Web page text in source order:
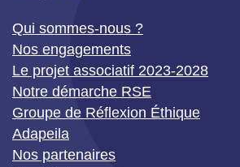
Qui sommes-nous ?
Nos engagements
Le projet associatif 2023-2028
Notre démarche RSE
Groupe de Réflexion Éthique
Adapeila
Nos partenaires